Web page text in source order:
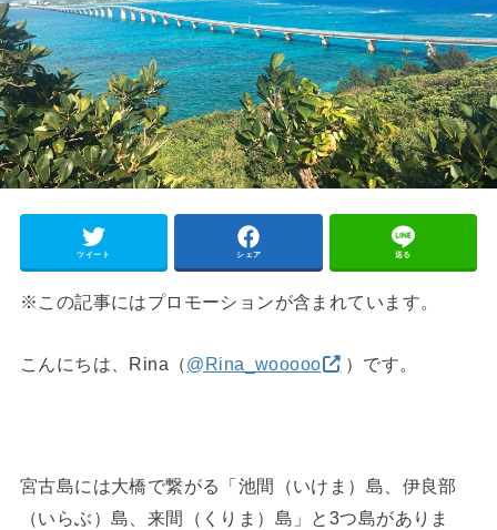
ツイート シェア 送る
※この記事にはプロモーションが含まれています。
こんにちは、Rina（@Rina_wooooo ）です。
宮古島には大橋で繋がる「池間（いけま）島、伊良部
（いらぶ）島、来間（くりま）島」と3つ島がありま